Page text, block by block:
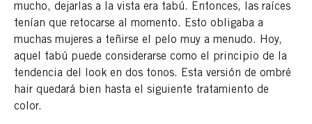
mucho, dejarlas a la vista era tabú. Entonces, las raíces
tenían que retocarse al momento. Esto obligaba a
muchas mujeres a teñirse el pelo muy a menudo. Hoy,
aquel tabú puede considerarse como el principio de la
tendencia del look en dos tonos. Esta versión de ombré
hair quedará bien hasta el siguiente tratamiento de
color.